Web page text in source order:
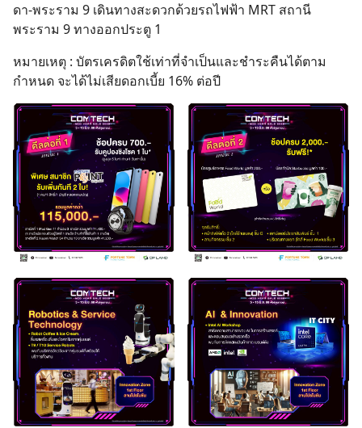
ดา-พระราม 9 เดินทางสะดวกด้วยรถไฟฟ้า MRT สถานี
พระราม 9 ทางออกประตู 1
หมายเหตุ : บัตรเครดิตใช้เท่าที่จำเป็นและชำระคืนได้ตาม
กำหนด จะได้ไม่เสียดอกเบี้ย 16% ต่อปี